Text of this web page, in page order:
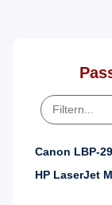
Canon LBP-
HP LaserJet